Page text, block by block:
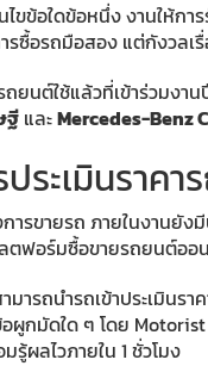
ขข้อใดข้อหนึ่ง งานให้กา
รซื้อรถมือสอง แต่กังวลเ
ยนต์ใช้แล้วที่เข้าร่วมงา
ฐี และMercedes-Benz
ระเมินราค
ารขายรถ ภายในงานยัง
ตฟอร์มซื้อขายรถยนต์ออ
มารถนำรถเข้าประเมินร
อผูกมัดใด ๆ โดย
รู้ผลไวภายใน 1 ชั่วโมง